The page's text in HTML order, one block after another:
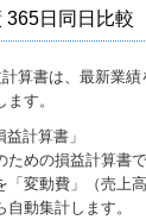
365日同日比較
算書は、最新業
す。
益計算書」
ための損益計算書で
「変動費」（売上
自動集計します。